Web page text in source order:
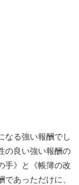
なる強い報酬でし
の良い強い報酬の
手》と《帳簿の改
あっただけに、